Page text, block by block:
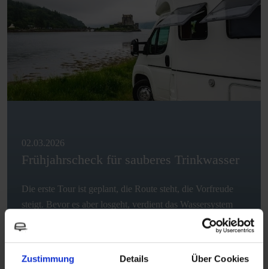
Zustimmung Details Über Cookies
02.03.2026
Frühjahrscheck für sauberes Trinkwasser
Die erste Tour ist geplant, die Route steht, die Vorfreude
steigt. Bevor es aber losgeht, verdient das Wassersystem
eures Reisemobils einen…
WEITERLESEN